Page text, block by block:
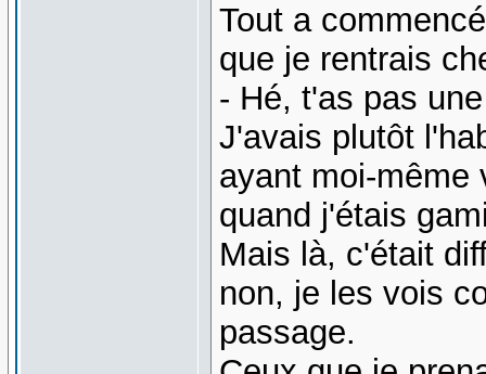
Tout a
que je rentrais
- Hé, t'as pas
J'avais plutôt
ayant moi-même
quand j'étais
Mais là, c'était
non, je les vois
passage.